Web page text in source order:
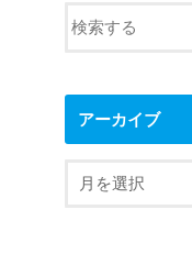
アーカイブ